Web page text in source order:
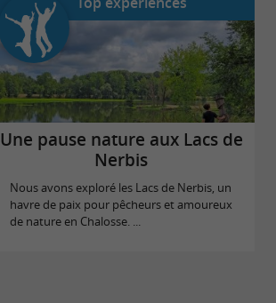
Une pause nature aux Lacs de
Nerbis
Nous avons exploré les Lacs de Nerbis, un
havre de paix pour pêcheurs et amoureux
de nature en Chalosse. ...